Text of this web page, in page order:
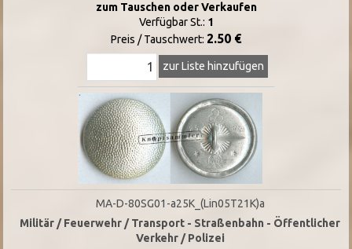
zum Tauschen oder Verkaufen
Verfügbar St.: 1
Preis / Tauschwert: 2.50 €
zur Liste hinzufügen
MA-D-80SG01-a25K_(Lin05T21K)a
Militär / Feuerwehr / Transport - Straßenbahn - Öffentlicher
Verkehr / Polizei